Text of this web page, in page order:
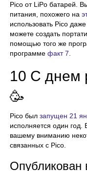
Pico от LiPo батарей.
питания, похожего на
использовать Pico
можете создать
помощью того же
программе факт 7
10 С днем
🥳
Pico был запущен 21
исполняется один год.
вашему вниманию
связанных с Pico.
Опубликован